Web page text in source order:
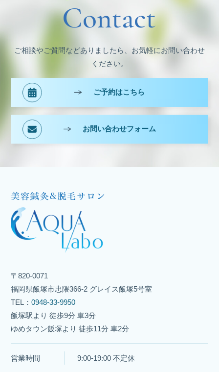
Contact
ご相談やご質問などありましたら、お気軽にお問い合わせ
ください。
ご予約はこちら
お問い合わせフォーム
〒820-0071
福岡県飯塚市忠隈366-2 グレイス飯塚5号室
TEL：0948-33-9950
飯塚駅より 徒歩9分 車3分
ゆめタウン飯塚より 徒歩11分 車2分
営業時間 9:00-19:00 不定休